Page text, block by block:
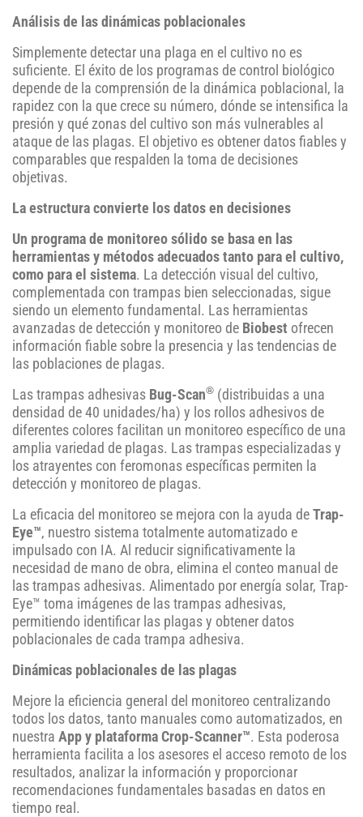
Análisis de las dinámicas poblacionales
Simplemente detectar una plaga en el cultivo no es
suficiente. El éxito de los programas de control biológico
depende de la comprensión de la dinámica poblacional, la
rapidez con la que crece su número, dónde se intensifica la
presión y qué zonas del cultivo son más vulnerables al
ataque de las plagas. El objetivo es obtener datos fiables y
comparables que respalden la toma de decisiones
objetivas.
La estructura convierte los datos en decisiones
Un programa de monitoreo sólido se basa en las
herramientas y métodos adecuados tanto para el cultivo,
como para el sistema. La detección visual del cultivo,
complementada con trampas bien seleccionadas, sigue
siendo un elemento fundamental. Las herramientas
avanzadas de detección y monitoreo de Biobest ofrecen
información fiable sobre la presencia y las tendencias de
las poblaciones de plagas.
Las trampas adhesivas Bug-Scan® (distribuidas a una
densidad de 40 unidades/ha) y los rollos adhesivos de
diferentes colores facilitan un monitoreo específico de una
amplia variedad de plagas. Las trampas especializadas y
los atrayentes con feromonas específicas permiten la
detección y monitoreo de plagas.
La eficacia del monitoreo se mejora con la ayuda de Trap-
Eye™, nuestro sistema totalmente automatizado e
impulsado con IA. Al reducir significativamente la
necesidad de mano de obra, elimina el conteo manual de
las trampas adhesivas. Alimentado por energía solar, Trap-
Eye™ toma imágenes de las trampas adhesivas,
permitiendo identificar las plagas y obtener datos
poblacionales de cada trampa adhesiva.
Dinámicas poblacionales de las plagas
Mejore la eficiencia general del monitoreo centralizando
todos los datos, tanto manuales como automatizados, en
nuestra App y plataforma Crop-Scanner™. Esta poderosa
herramienta facilita a los asesores el acceso remoto de los
resultados, analizar la información y proporcionar
recomendaciones fundamentales basadas en datos en
tiempo real.